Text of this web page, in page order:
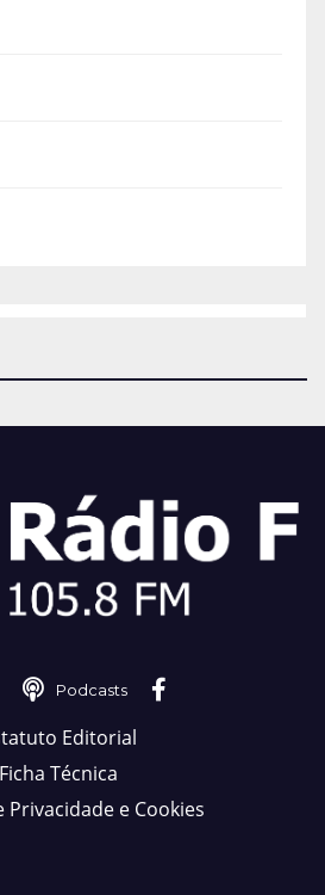
Podcasts
Editorial
Ficha Técnica
Privacidade e Cookies